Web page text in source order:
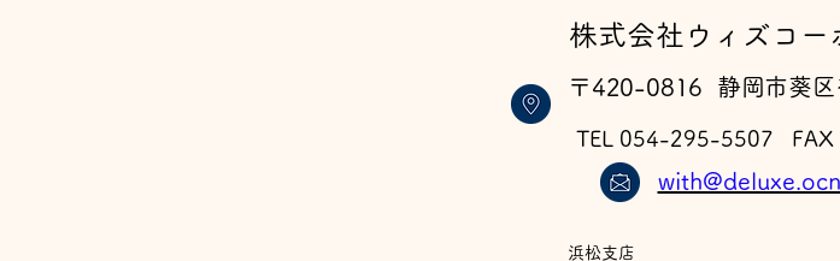
株式会社ウィズコー
〒420-0816 静岡市葵
TEL 054-295-5507
浜松支店